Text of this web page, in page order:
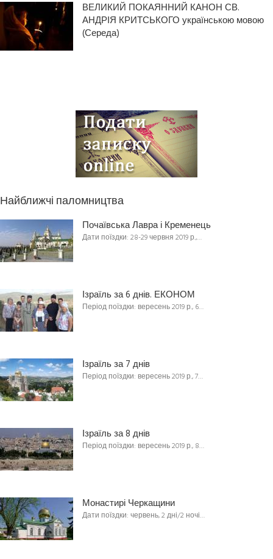
ВЕЛИКИЙ ПОКАЯННИЙ КАНОН СВ.
АНДРІЯ КРИТСЬКОГО українською мовою
(Середа)
Найближчі паломництва
Почаївська Лавра і Кременець
Дати поїздки: 28-29 червня 2019 р.,…
Ізраїль за 6 днів. ЕКОНОМ
Період поїздки: вересень 2019 р., 6…
Ізраїль за 7 днів
Період поїздки: вересень 2019 р., 7…
Ізраїль за 8 днів
Період поїздки: вересень 2019 р., 8…
Монастирі Черкащини
Дати поїздки: червень, 2 дні/2 ночі…